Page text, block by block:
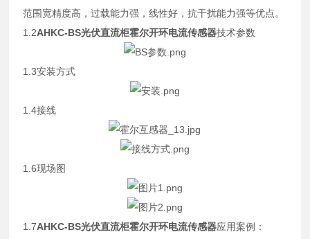
范围宽精度高，过载能力强，线性好，抗干扰能力强等优点。
1.2AHKC-BS光伏直流柜霍尔开环电流传感器技术参数
1.3安装方式
1.4接线
1.6现场图
1.7AHKC-BS光伏直流柜霍尔开环电流传感器应用案例：